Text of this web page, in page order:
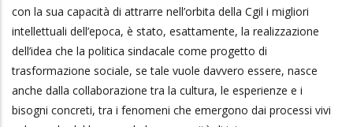
con la sua capacità di attrarre nell’orbita della Cgil i migliori
intellettuali dell’epoca, è stato, esattamente, la realizzazione
dell’idea che la politica sindacale come progetto di
trasformazione sociale, se tale vuole davvero essere, nasce
anche dalla collaborazione tra la cultura, le esperienze e i
bisogni concreti, tra i fenomeni che emergono dai processi vivi